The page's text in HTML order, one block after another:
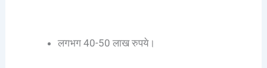
लगभग 40-50 लाख रुपये।